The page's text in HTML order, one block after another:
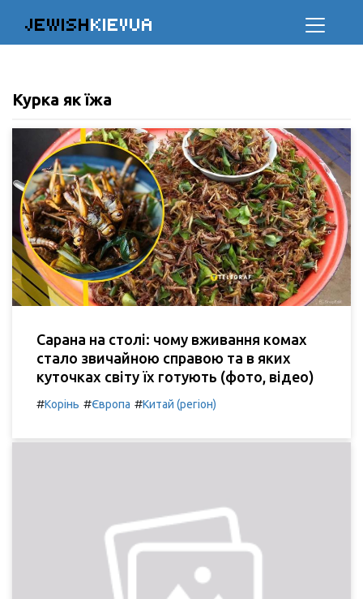
JEWISHKIEVUA
Курка як їжа
Сарана на столі: чому вживання комах
стало звичайною справою та в яких
куточках світу їх готують (фото, відео)
#Корінь #Європа #Китай (регіон)